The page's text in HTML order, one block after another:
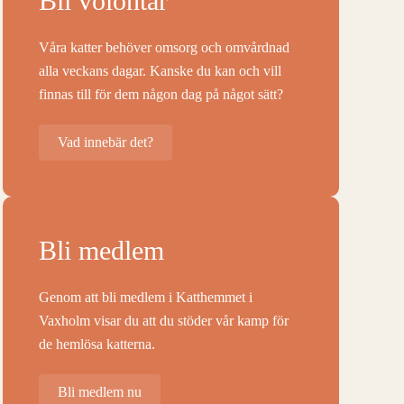
Våra katter behöver omsorg och omvårdnad
alla veckans dagar. Kanske du kan och vill
finnas till för dem någon dag på något sätt?
Vad innebär det?
Bli medlem
Genom att bli medlem i Katthemmet i
Vaxholm visar du att du stöder vår kamp för
de hemlösa katterna.
Bli medlem nu